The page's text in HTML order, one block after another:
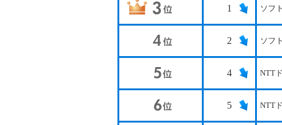
1 ソフ
2 ソフ
4 NTT
5 NTT